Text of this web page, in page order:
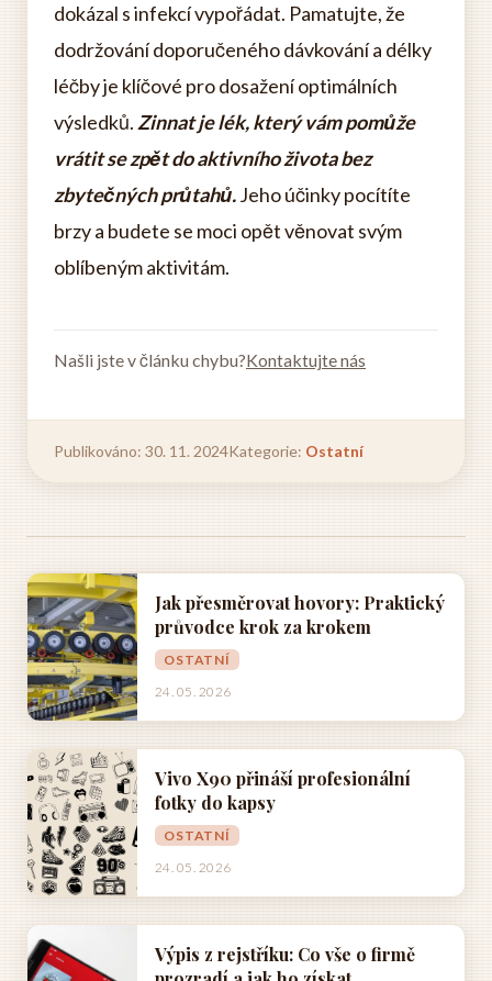
dokázal s infekcí vypořádat. Pamatujte, že
dodržování doporučeného dávkování a délky
léčby je klíčové pro dosažení optimálních
výsledků. Zinnat je lék, který vám pomůže
vrátit se zpět do aktivního života bez
zbytečných průtahů.Jeho účinky pocítíte
brzy a budete se moci opět věnovat svým
oblíbeným aktivitám.
Našli jste v článku chybu?Kontaktujte nás
Publikováno: 30. 11. 2024Kategorie: Ostatní
Jak přesměrovat hovory: Praktický
průvodce krok za krokem
OSTATNÍ
24. 05. 2026
Vivo X90 přináší profesionální
fotky do kapsy
OSTATNÍ
24. 05. 2026
Výpis z rejstříku: Co vše o firmě